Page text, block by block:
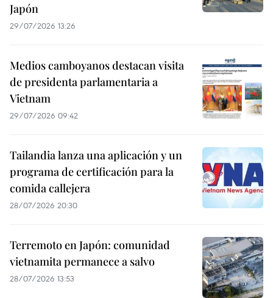
Japón
29/07/2026 13:26
Medios camboyanos destacan visita
de presidenta parlamentaria a
Vietnam
29/07/2026 09:42
Tailandia lanza una aplicación y un
programa de certificación para la
comida callejera
28/07/2026 20:30
Terremoto en Japón: comunidad
vietnamita permanece a salvo
28/07/2026 13:53